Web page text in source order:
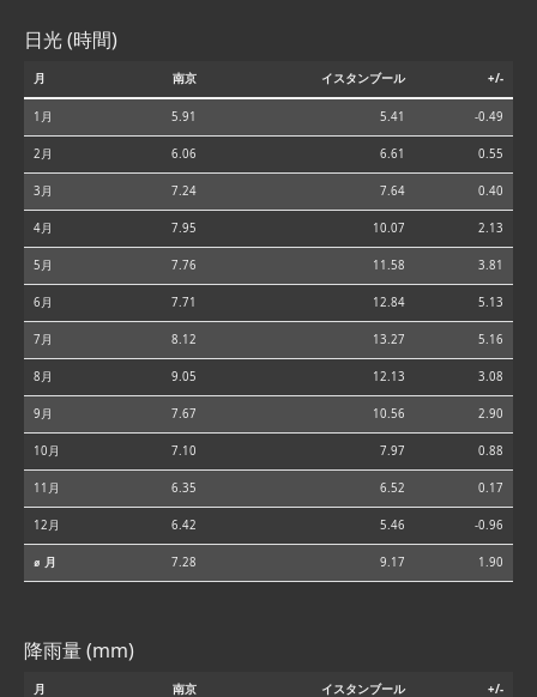
日光 (時間)
月 南京 イスタンブール +/-
1月 5.91 5.41 -0.49
2月 6.06 6.61 0.55
3月 7.24 7.64 0.40
4月 7.95 10.07 2.13
5月 7.76 11.58 3.81
6月 7.71 12.84 5.13
7月 8.12 13.27 5.16
8月 9.05 12.13 3.08
9月 7.67 10.56 2.90
10月 7.10 7.97 0.88
11月 6.35 6.52 0.17
12月 6.42 5.46 -0.96
⌀ 月 7.28 9.17 1.90
降雨量 (mm)
月 南京 イスタンブール +/-